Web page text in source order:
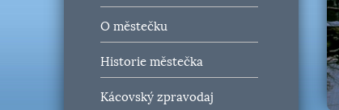
O městečku
Historie městečka
Kácovský zpravodaj